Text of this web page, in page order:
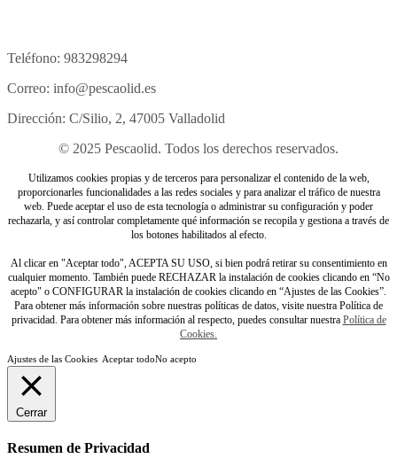
Teléfono: 983298294
Correo: info@pescaolid.es
Dirección: C/Silio, 2, 47005 Valladolid
© 2025 Pescaolid. Todos los derechos reservados.
Utilizamos cookies propias y de terceros para personalizar el contenido de la web,
proporcionarles funcionalidades a las redes sociales y para analizar el tráfico de nuestra
web. Puede aceptar el uso de esta tecnología o administrar su configuración y poder
rechazarla, y así controlar completamente qué información se recopila y gestiona a través de
los botones habilitados al efecto.
Al clicar en "Aceptar todo", ACEPTA SU USO, si bien podrá retirar su consentimiento en
cualquier momento. También puede RECHAZAR la instalación de cookies clicando en “No
acepto" o CONFIGURAR la instalación de cookies clicando en “Ajustes de las Cookies”.
Para obtener más información sobre nuestras políticas de datos, visite nuestra Política de
privacidad. Para obtener más información al respecto, puedes consultar nuestra Política de
Cookies.
Ajustes de las Cookies Aceptar todoNo acepto
Cerrar
Resumen de Privacidad